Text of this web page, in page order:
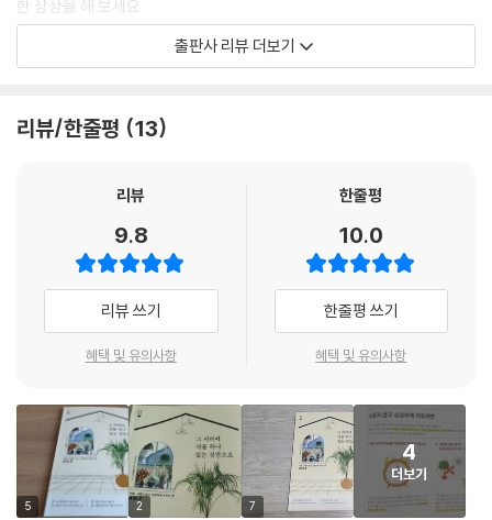
한 상상을 해 보세요.
식물 잘 고르고 멋지게 장식하는 법!
사실은 큰 화분이 키우기 쉽고 실패할 확률이 적습니다. 그리고 물 주는 빈
물을 키우는데 중요한 요소는 태양광, 통풍, 10도 이상의 온도입니다. 이
또 식물을 오래 잘 키우고 싶다면 라이프 스타일과 맞는 것을 고르면 무리
하지 않고 잘 기를 수 있지요. 너무 신경을 써야 한다면 스트레스가 되거든
요. 무엇보다 생김새가 마음에 드는 식물을 고르면 좋습니다. 좋아하는 것
리에 식물 하나 있는 것만으로』는 이처럼 식물 고르는 구체적인 팁과 함께
수형과 엽형 소개, 화분 고르는 법, 장식 아이디어 등 실속 정보가 가득합니
요즘 인기 식물을 소개합니다
출판사 리뷰 더보기
리뷰/한줄평 13
리뷰
9.8
리뷰 쓰기
혜택 및 유의사항
한줄평
10.0
한줄평 쓰기
혜택 및 유의사항
5 2 7
4
더보기